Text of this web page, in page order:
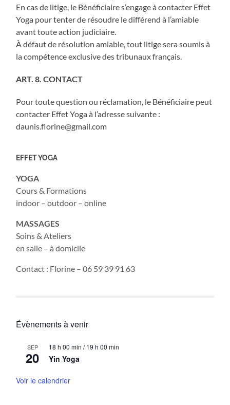
En cas de litige, le Bénéficiaire s’engage à contacter Effet
Yoga pour tenter de résoudre le différend à l’amiable
avant toute action judiciaire.
À défaut de résolution amiable, tout litige sera soumis à
la compétence exclusive des tribunaux français.
ART. 8. CONTACT
Pour toute question ou réclamation, le Bénéficiaire peut
contacter Effet Yoga à l’adresse suivante :
daunis.florine@gmail.com
EFFET YOGA
YOGA
Cours & Formations
indoor – outdoor – online
MASSAGES
Soins & Ateliers
en salle – à domicile
Contact : Florine – 06 59 39 91 63
Évènements à venir
SEP
20
18 h 00 min /19 h 00 min
Yin Yoga
Voir le calendrier